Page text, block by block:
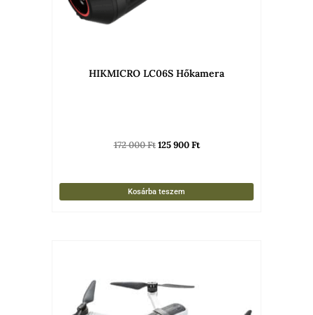
HIKMICRO LC06S Hőkamera
172 000Ft 125 900Ft
Kosárba teszem